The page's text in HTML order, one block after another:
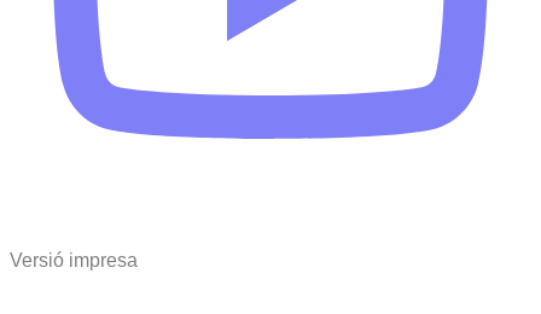
Versió impresa